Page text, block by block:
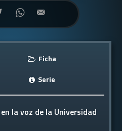
Ficha
Serie
la voz de la Universidad